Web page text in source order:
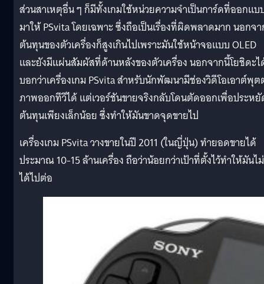
ส่วนสาเหตุอื่น ๆ ก็มีทั้งเกมใช้หน่วยความจำเป็นการ์ดที่ออกแบ
มาให้ PSvita โดยเฉพาะ ซึ่งถือเป็นเรื่องที่ผิดพลาดมาก นอกจ
ต้นทุนของตัวเครื่องก็สูงเกินไปเพราะมันใช้หน้าจอแบบ OLED
และยังมีแผ่นสัมผัสที่ด้านหลังของตัวเครื่อง นอกจากนี้โยชิดะ
บอกว่าเครื่องเกม PSvita สำหรับนักพัฒนามีช่องวิดีโอเอาต์พุ
ภาพออกทีวีได้ แต่เวอร์ชันขายจริงกลับโดนตัดออกเพื่อประห
ต้นทุนเพียงเล็กน้อย ซึ่งทำให้มันขาดจุดขายไป
เครื่องเกม PSvita วางขายในปี 2011 (ในญี่ปุ่น) ทำยอดขายได้
ประมาณ 10-15 ล้านเครื่อง ถือว่าน้อยกว่าเป้าที่ตั้งไว้ทำให้มันไม่
ได้ไปต่อ